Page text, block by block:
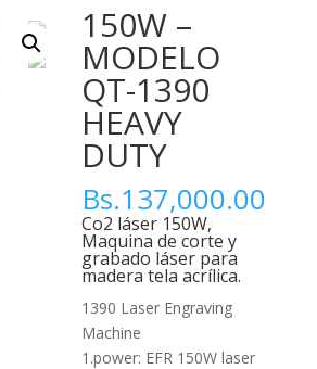
150W –
MODELO
QT-1390
HEAVY
DUTY
Bs.137,000.00
Co2 láser 150W,
Maquina de corte y
grabado láser para
madera tela acrílica.
1390 Laser Engraving
Machine
1.power: EFR 150W laser